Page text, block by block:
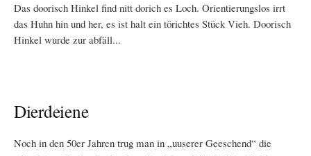
Das doorisch Hinkel find nitt dorich es Loch. Orientierungslos irrt
das Huhn hin und her, es ist halt ein törichtes Stück Vieh. Doorisch
Hinkel wurde zur abfäll...
Dierdeiene
Noch in den 50er Jahren trug man in „uuserer Geeschend“ die